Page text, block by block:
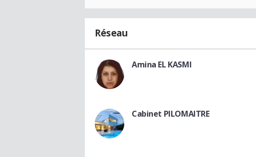
Réseau
Amina EL KASMI
Cabinet PILOMAITRE